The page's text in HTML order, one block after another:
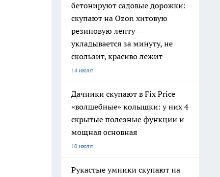
бетонируют садовые дорожки:
скупают на Ozon хитовую
резиновую ленту —
укладывается за минуту, не
скользит, красиво лежит
14 июля
Дачники скупают в Fix Price
«волшебные» колышки: у них 4
скрытые полезные функции и
мощная основная
10 июля
Рукастые умники скупают на